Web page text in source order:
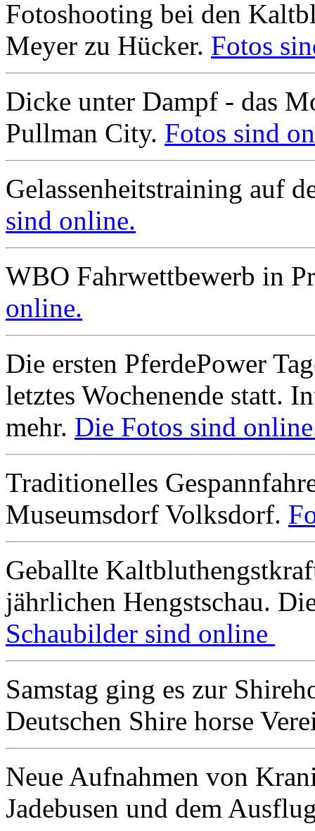
Fotoshooting bei den
Meyer zu Hücker. Fotos
Dicke unter Dampf - das
Pullman City. Fotos sind
Gelassenheitstraining auf
sind online.
WBO Fahrwettbewerb in
online.
Die ersten PferdePower
letztes Wochenende statt.
mehr. Die Fotos sind
Traditionelles
Museumsdorf Volksdorf.
Geballte
jährlichen Hengstschau.
Schaubilder sind online
Samstag ging es zur
Deutschen Shire horse
Neue Aufnahmen von
Jadebusen und dem